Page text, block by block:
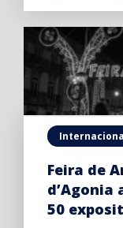
Feira de
d’Agonia
50